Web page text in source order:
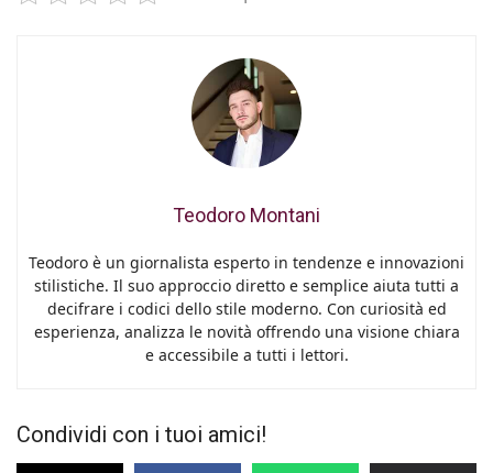
Teodoro Montani
Teodoro è un giornalista esperto in tendenze e innovazioni
stilistiche. Il suo approccio diretto e semplice aiuta tutti a
decifrare i codici dello stile moderno. Con curiosità ed
esperienza, analizza le novità offrendo una visione chiara
e accessibile a tutti i lettori.
Condividi con i tuoi amici!